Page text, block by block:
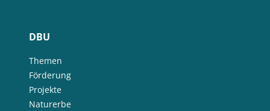
DBU
Themen
Förderung
Projekte
Naturerbe